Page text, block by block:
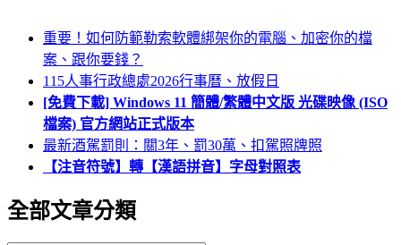
重要！如何防範勒索軟體綁架你的電腦、加密你的檔
案、跟你要錢？
115人事行政總處2026行事曆、放假日
[免費下載] Windows 11 簡體/繁體中文版 光碟映像 (ISO
檔案) 官方網站正式版本
最新酒駕罰則：關3年、罰30萬、扣駕照牌照
【注音符號】轉【漢語拼音】字母對照表
全部文章分類